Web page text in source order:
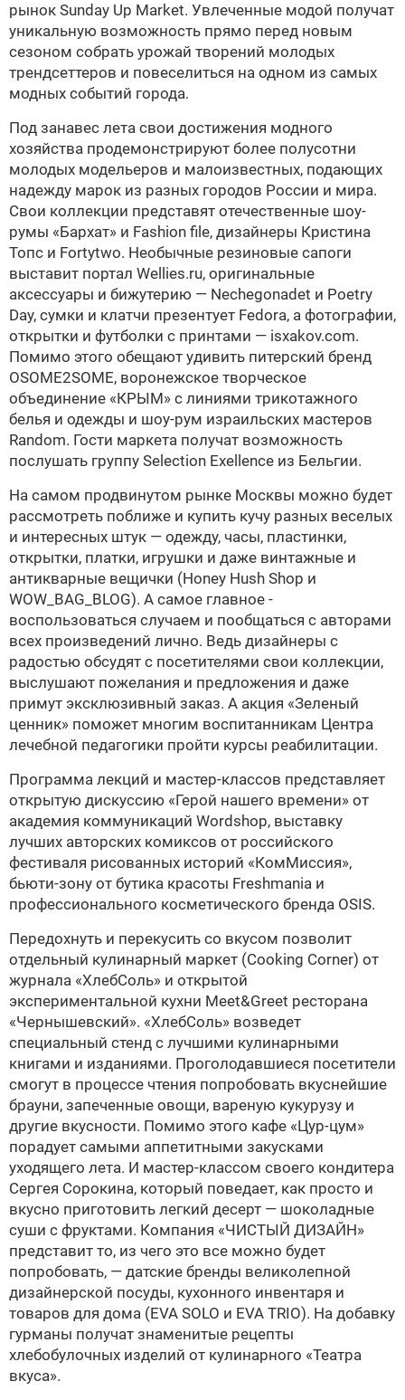
рынок Sunday Up Market. Увлеченные модой получат
уникальную возможность прямо перед новым
сезоном собрать урожай творений молодых
трендсеттеров и повеселиться на одном из самых
модных событий города.
Под занавес лета свои достижения модного
хозяйства продемонстрируют более полусотни
молодых модельеров и малоизвестных, подающих
надежду марок из разных городов России и мира.
Свои коллекции представят отечественные шоу-
румы «Бархат» и Fashion file, дизайнеры Кристина
Топс и Fortytwo. Необычные резиновые сапоги
выставит портал Wellies.ru, оригинальные
аксессуары и бижутерию — Nechegonadet и Poetry
Day, сумки и клатчи презентует Fedora, а фотографии,
открытки и футболки с принтами — isxakov.com.
Помимо этого обещают удивить питерский бренд
OSOME2SOME, воронежское творческое
объединение «КРЫМ» с линиями трикотажного
белья и одежды и шоу-рум израильских мастеров
Random. Гости маркета получат возможность
послушать группу Selection Exellence из Бельгии.
На самом продвинутом рынке Москвы можно будет
рассмотреть поближе и купить кучу разных веселых
и интересных штук — одежду, часы, пластинки,
открытки, платки, игрушки и даже винтажные и
антикварные вещички (Honey Hush Shop и
WOW_BAG_BLOG). А самое главное -
воспользоваться случаем и пообщаться с авторами
всех произведений лично. Ведь дизайнеры с
радостью обсудят с посетителями свои коллекции,
выслушают пожелания и предложения и даже
примут эксклюзивный заказ. А акция «Зеленый
ценник» поможет многим воспитанникам Центра
лечебной педагогики пройти курсы реабилитации.
Программа лекций и мастер-классов представляет
открытую дискуссию «Герой нашего времени» от
академия коммуникаций Wordshop, выставку
лучших авторских комиксов от российского
фестиваля рисованных историй «КомМиссия»,
бьюти-зону от бутика красоты Freshmania и
профессионального косметического бренда OSIS.
Передохнуть и перекусить со вкусом позволит
отдельный кулинарный маркет (Cooking Corner) от
журнала «ХлебСоль» и открытой
экспериментальной кухни Meet&Greet ресторана
«Чернышевский». «ХлебСоль» возведет
специальный стенд с лучшими кулинарными
книгами и изданиями. Проголодавшиеся посетители
смогут в процессе чтения попробовать вкуснейшие
брауни, запеченные овощи, вареную кукурузу и
другие вкусности. Помимо этого кафе «Цур-цум»
порадует самыми аппетитными закусками
уходящего лета. И мастер-классом своего кондитера
Сергея Сорокина, который поведает, как просто и
вкусно приготовить легкий десерт — шоколадные
суши с фруктами. Компания «ЧИСТЫЙ ДИЗАЙН»
представит то, из чего это все можно будет
попробовать, — датские бренды великолепной
дизайнерской посуды, кухонного инвентаря и
товаров для дома (EVA SOLO и EVA TRIO). На добавку
гурманы получат знаменитые рецепты
хлебобулочных изделий от кулинарного «Театра
вкуса».